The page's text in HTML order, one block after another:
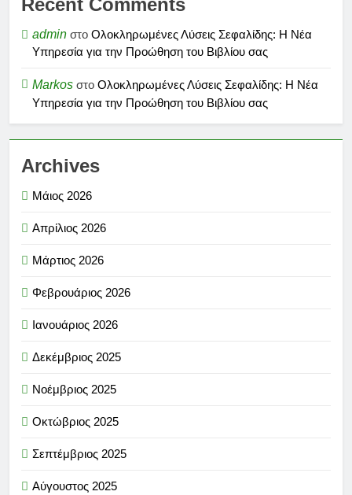
Recent Comments
admin στο Ολοκληρωμένες Λύσεις Σεφαλίδης: Η Νέα
Υπηρεσία για την Προώθηση του Βιβλίου σας
Markos στο Ολοκληρωμένες Λύσεις Σεφαλίδης: Η Νέα
Υπηρεσία για την Προώθηση του Βιβλίου σας
Archives
Μάιος 2026
Απρίλιος 2026
Μάρτιος 2026
Φεβρουάριος 2026
Ιανουάριος 2026
Δεκέμβριος 2025
Νοέμβριος 2025
Οκτώβριος 2025
Σεπτέμβριος 2025
Αύγουστος 2025